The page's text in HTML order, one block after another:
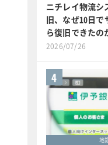
ニチレイ物流シ
旧、なぜ10日
ら復旧できたの
2026/07/26
4
地